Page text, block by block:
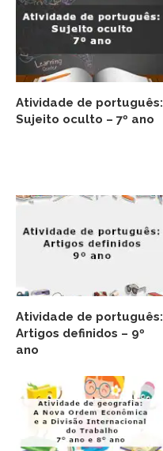
Atividade de português:
Sujeito oculto – 7º ano
Atividade de português:
Artigos definidos – 9º
ano